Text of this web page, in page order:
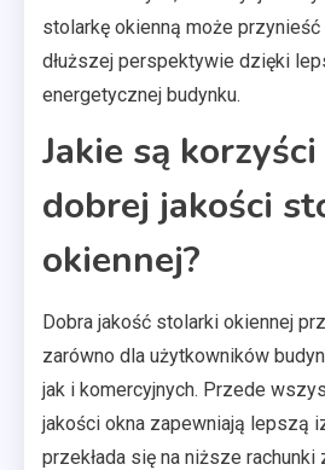
stolarkę okienną może
dłuższej perspektywie dzięki
energetycznej budynku.
Jakie są korzyści
dobrej jakości
okiennej?
Dobra jakość stolarki okiennej
zarówno dla użytkowników
jak i komercyjnych. Przede
jakości okna zapewniają lepszą
przekłada się na niższe